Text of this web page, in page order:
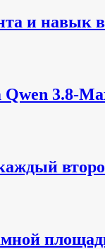
и навык
Qwen